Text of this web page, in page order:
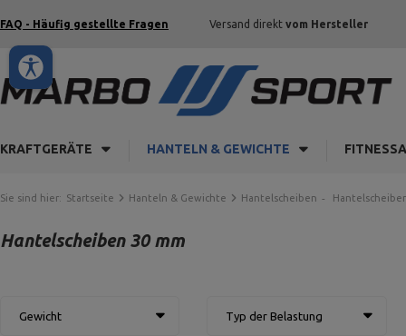
FAQ - Häufig gestellte Fragen Versand direkt vom Hersteller
KRAFTGERÄTE HANTELN & GEWICHTE
Sie sind hier: Startseite Hanteln & Gewichte Hantelscheiben
Hantelscheiben 30 mm
Gewicht Typ der Belastung